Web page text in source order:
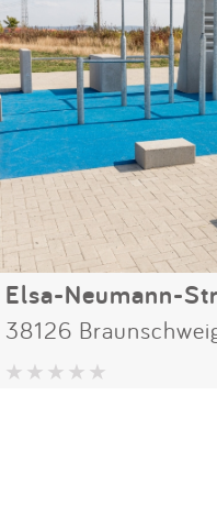
Elsa-Neumann-
38126